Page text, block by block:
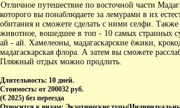
Отличное путешествие по восточной части
которого вы понаблюдаете за лемурами в их
обитания и сможете сделать с ними селфи.
животное, вошедшее в топ - 10 самых странных
ай - ай. Хамелеоны, мадагаскарские ёжики,
мадагаскарская флора. А затем вы сможете
Пляжный отдых можно продлить.
Длительность: 10 дней.
Стоимость: от 200032 руб.
(€ 2025) без переезда